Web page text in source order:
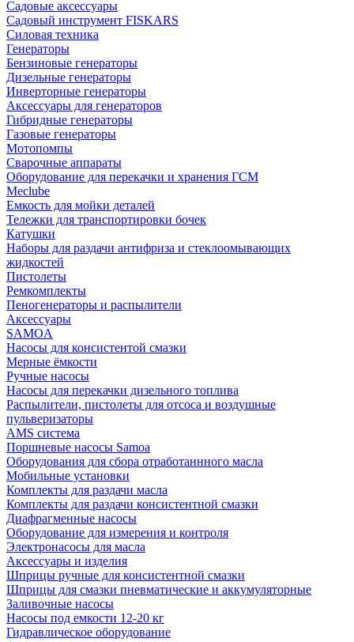
Садовые аксессуары
Садовый инструмент FISKARS
Силовая техника
Генераторы
Бензиновые генераторы
Дизельные генераторы
Инверторные генераторы
Аксессуары для генераторов
Гибридные генераторы
Газовые генераторы
Мотопомпы
Сварочные аппараты
Оборудование для перекачки и хранения ГСМ
Meclube
Емкость для мойки деталей
Тележки для транспортировки бочек
Катушки
Наборы для раздачи антифриза и стеклоомывающих
жидкостей
Пистолеты
Ремкомплекты
Пеногенераторы и распылители
Аксессуары
SAMOA
Насосы для консистентой смазки
Мерные ёмкости
Ручные насосы
Насосы для перекачки дизельного топлива
Распылители, пистолеты для отсоса и воздушные
пульверизаторы
AMS система
Поршневые насосы Samoa
Оборудования для сбора отработаннного масла
Мобильные установки
Комплекты для раздачи масла
Комплекты для раздачи консистентной смазки
Диафрагменные насосы
Оборудование для измерения и контроля
Электронасосы для масла
Аксессуары и изделия
Шприцы ручные для консистентной смазки
Шприцы для смазки пневматические и аккумуляторные
Заливочные насосы
Насосы под емкости 12-20 кг
Гидравлическое оборудование